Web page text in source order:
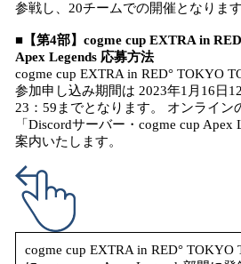
参戦し、20チームでの開催となります
■【第4部】cogme cup EXTRA in
Apex Legends 応募方法
cogme cup EXTRA in RED° TOKYO
参加申し込み期間は 2023年1月16日
23：59までとなります。 オンライン
「Discordサーバー・cogme cup
案内いたします。
cogme cup EXTRA in RED°